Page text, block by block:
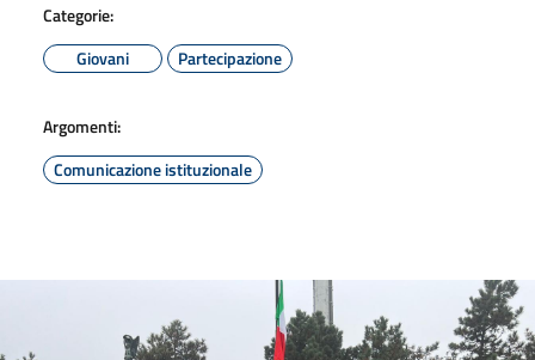
Categorie:
Giovani
Partecipazione
Argomenti:
Comunicazione istituzionale